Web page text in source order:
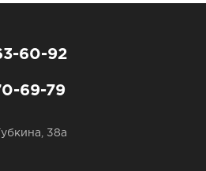
60-92
69-79
38а